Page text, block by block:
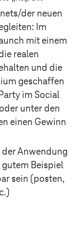
der neuen
Im
mit einem
realen
und die
geschaffen
im Social
unter den
einen Gewinn
Anwendung
Beispiel
sein (posten,